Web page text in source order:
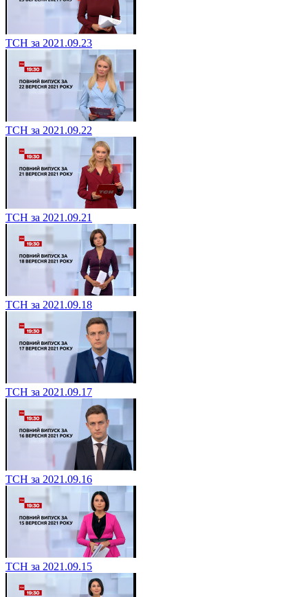
ТСН за 2021.09.23
ТСН за 2021.09.22
ТСН за 2021.09.21
ТСН за 2021.09.18
ТСН за 2021.09.17
ТСН за 2021.09.16
ТСН за 2021.09.15